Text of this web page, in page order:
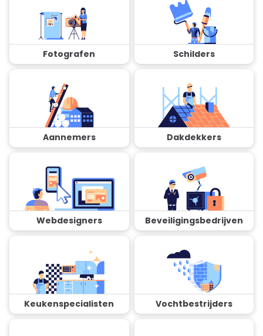
Fotografen Schilders
Aannemers Dakdekkers
Webdesigners Beveiligingsbedrijven
Keukenspecialisten Vochtbestrijders